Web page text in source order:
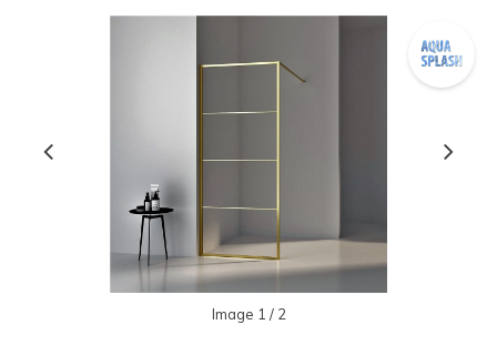
Image 1 / 2